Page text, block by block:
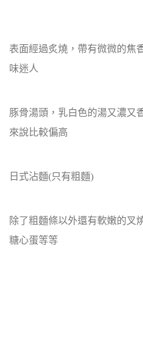
表面經過炙燒，帶有微微的焦
味迷人
豚骨湯頭，乳白色的湯又濃又
來說比較偏高
日式沾麵(只有粗麵)
除了粗麵條以外還有軟嫩的叉
糖心蛋等等